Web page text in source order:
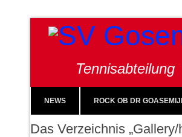
Tennisabteilung
NEWS ROCK OB DR
Das Verzeichnis